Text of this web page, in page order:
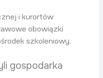
i kurortów
obowiązki
szkoleniowy.
gospodarka